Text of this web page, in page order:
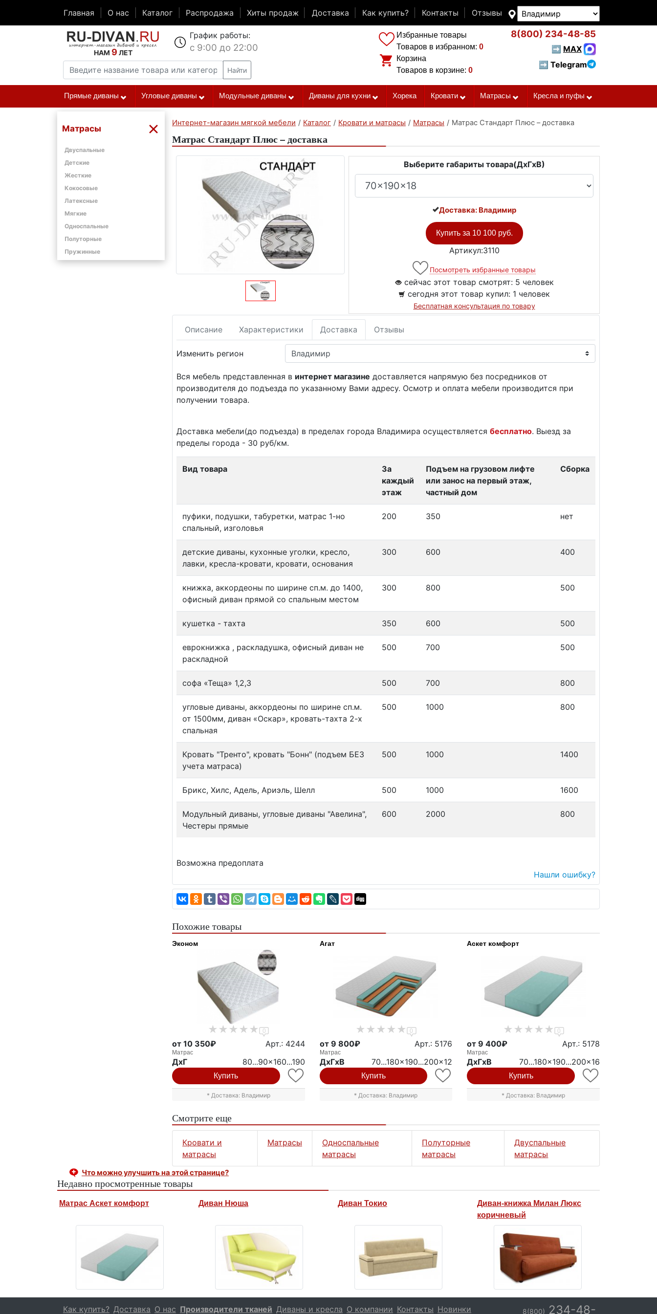
Главная О нас Каталог Распродажа Хиты продаж Доставка Как купить? Контакты Отзывы
НАМ 9 ЛЕТ
График работы:
с 9:00 до 22:00
Найти
Избранные товары
Товаров в избранном: 0
Корзина
Товаров в корзине: 0
8(800) 234-48-85
➡ MAX
➡ Telegram
Прямые диваны Угловые диваны Модульные диваны Диваны для кухни Хорека Кровати Матрасы Кресла и пуфы
Матрасы
Двуспальные
Детские
Жесткие
Кокосовые
Латексные
Мягкие
Односпальные
Полуторные
Пружинные
Интернет-магазин мягкой мебели / Каталог / Кровати и матрасы / Матрасы / Матрас Стандарт Плюс – доставка
Матрас Стандарт Плюс – доставка
Выберите габариты товара(ДxГxВ)
Доставка: Владимир
Купить за 10 100 руб.
Артикул:3110
Посмотреть избранные товары
сейчас этот товар смотрят: 5 человек
сегодня этот товар купил: 1 человек
Бесплатная консультация по товару
Описание Характеристики Доставка Отзывы
Изменить регион
Вся мебель представленная в интернет магазине доставляется напрямую без посредников от
производителя до подъезда по указанному Вами адресу. Осмотр и оплата мебели производится при
получении товара.
Доставка мебели(до подъезда) в пределах города Владимира осуществляется бесплатно. Выезд за
пределы города - 30 руб/км.
Вид товара
За
каждый
этаж
Подъем на грузовом лифте
или занос на первый этаж,
частный дом
Сборка
пуфики, подушки, табуретки, матрас 1-но
спальный, изголовья
200 350 нет
детские диваны, кухонные уголки, кресло,
лавки, кресла-кровати, кровати, основания
300 600 400
книжка, аккордеоны по ширине сп.м. до 1400,
офисный диван прямой со спальным местом
300 800 500
кушетка - тахта 350 600 500
еврокнижка , раскладушка, офисный диван не
раскладной
500 700 500
софа «Теща» 1,2,3 500 700 800
угловые диваны, аккордеоны по ширине сп.м.
от 1500мм, диван «Оскар», кровать-тахта 2-х
спальная
500 1000 800
Кровать "Тренто", кровать "Бонн" (подъем БЕЗ
учета матраса)
500 1000 1400
Брикс, Хилс, Адель, Ариэль, Шелл 500 1000 1600
Модульный диваны, угловые диваны "Авелина",
Честеры прямые
600 2000 800
Возможна предоплата
Нашли ошибку?
Похожие товары
Эконом
0
от 10 350₽ Арт.: 4244
Матрас
ДxГ 80...90x160...190
Купить
* Доставка: Владимир
Агат
0
от 9 800₽ Арт.: 5176
Матрас
ДxГxВ 70...180x190...200x12
Купить
* Доставка: Владимир
Аскет комфорт
0
от 9 400₽ Арт.: 5178
Матрас
ДxГxВ 70...180x190...200x16
Купить
* Доставка: Владимир
Смотрите еще
Кровати и
матрасы
Матрасы
Односпальные
матрасы
Полуторные
матрасы
Двуспальные
матрасы
Что можно улучшить на этой странице?
Недавно просмотренные товары
Матрас Аскет комфорт Диван Нюша Диван Токио
Диван-книжка Милан Люкс
коричневый
Как купить? Доставка О нас Производители тканей Диваны и кресла О компании Контакты Новинки 8(800) 234-48-